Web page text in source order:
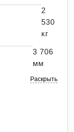
2
530
кг
3 706
мм
Раскрыть